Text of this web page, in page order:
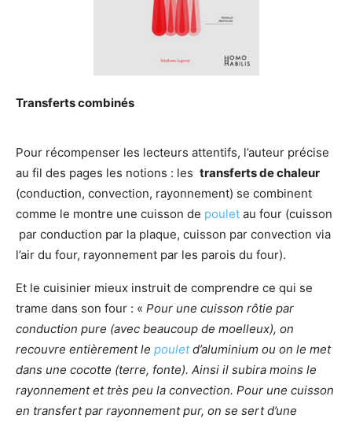
Transferts combinés
Pour récompenser les lecteurs attentifs, l’auteur précise
au fil des pages les notions : les transferts de chaleur
(conduction, convection, rayonnement) se combinent
comme le montre une cuisson de poulet au four (cuisson
par conduction par la plaque, cuisson par convection via
l’air du four, rayonnement par les parois du four).
Et le cuisinier mieux instruit de comprendre ce qui se
trame dans son four : « Pour une cuisson rôtie par
conduction pure (avec beaucoup de moelleux), on
recouvre entièrement le pouletd’aluminium ou on le met
dans une cocotte (terre, fonte). Ainsi il subira moins le
rayonnement et très peu la convection. Pour une cuisson
en transfert par rayonnement pur, on se sert d’une